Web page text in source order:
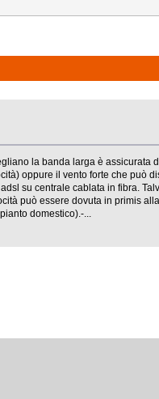
la banda larga è assicurata
oppure il vento forte che può
su centrale cablata in fibra.
può essere dovuta in primis
domestico).-...